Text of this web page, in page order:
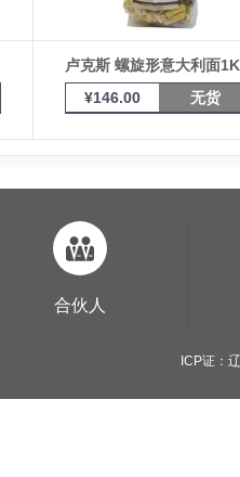
卢克斯 螺旋形意大利面
¥146.00 无货
合伙人
ICP证：